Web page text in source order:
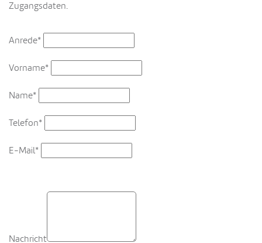
Zugangsdaten.
Anrede*
Vorname*
Name*
Telefon*
E-Mail*
Nachricht